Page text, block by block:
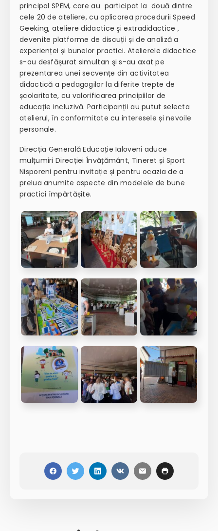
principal SPEM, care au participat la două dintre
cele 20 de ateliere, cu aplicarea procedurii Speed
Geeking, ateliere didactice şi extradidactice ,
devenite platforme de discuții și de analiză a
experienței și bunelor practici. Atelierele didactice
s-au desfăşurat simultan şi s-au axat pe
prezentarea unei secvențe din activitatea
didactică a pedagogilor la diferite trepte de
școlaritate, cu valorificarea principiilor de
educație incluzivă. Participanții au putut selecta
atelierul, în conformitate cu interesele și nevoile
personale.
Direcția Generală Educație Ialoveni aduce
mulțumiri Direcției Învățământ, Tineret și Sport
Nisporeni pentru invitație și pentru ocazia de a
prelua anumite aspecte din modelele de bune
practici împărtășite.